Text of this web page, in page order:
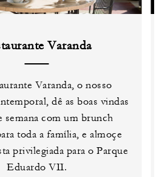
Varanda
Varanda, o nosso
dê as boas vindas
semana com um brunch
toda a família, e almoçe
privilegiada para o Parque
Eduardo VII.